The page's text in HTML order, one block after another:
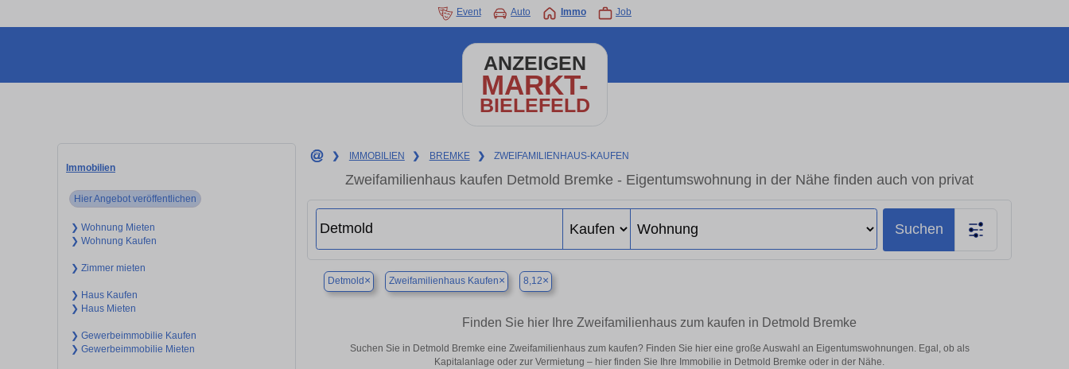
Event Auto Immo Job
ANZEIGEN
MARKT-
BIELEFELD
Immobilien
Hier Angebot veröffentlichen
❯ Wohnung Mieten
❯ Wohnung Kaufen
❯ Zimmer mieten
❯ Haus Kaufen
❯ Haus Mieten
❯ Gewerbeimmobilie Kaufen
❯ Gewerbeimmobilie Mieten
❯ IMMOBILIEN ❯ BREMKE ❯ ZWEIFAMILIENHAUS-KAUFEN
Zweifamilienhaus kaufen Detmold Bremke - Eigentumswohnung in der Nähe finden auch von privat
Suchen
Detmold × Zweifamilienhaus Kaufen× 8,12×
Finden Sie hier Ihre Zweifamilienhaus zum kaufen in Detmold Bremke
Suchen Sie in Detmold Bremke eine Zweifamilienhaus zum kaufen? Finden Sie hier eine große Auswahl an Eigentumswohnungen. Egal, ob als
Kapitalanlage oder zur Vermietung – hier finden Sie Ihre Immobilie in Detmold Bremke oder in der Nähe.